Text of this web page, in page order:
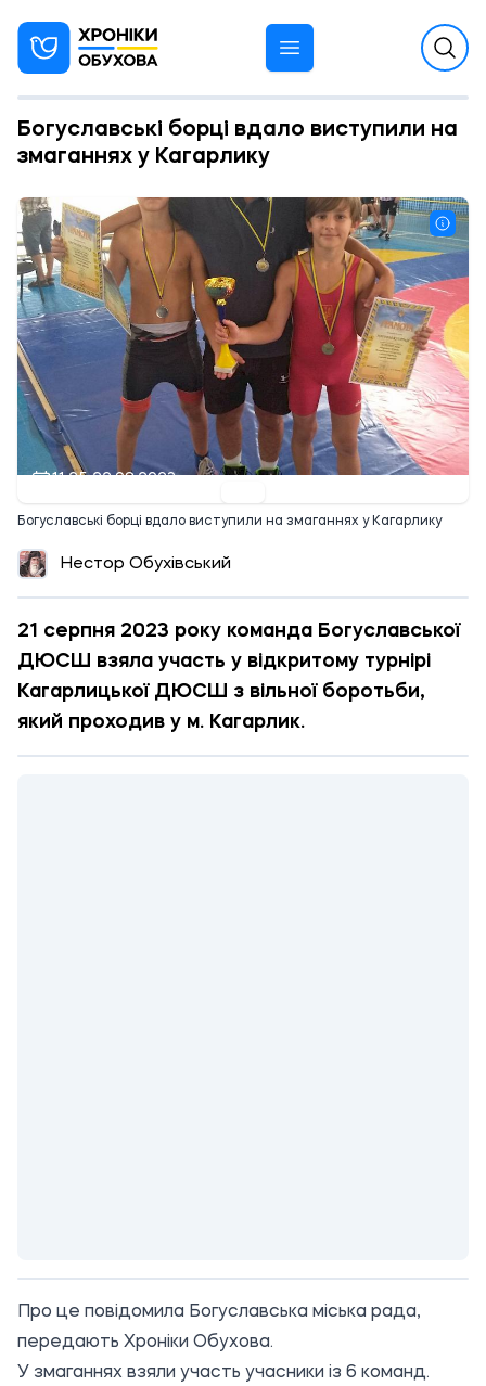
Богуславські борці вдало виступили на
змаганнях у Кагарлику
11:25 22.08.2023
Богуславські борці вдало виступили на змаганнях у Кагарлику
Нестор Обухівський
21 серпня 2023 року команда Богуславської
ДЮСШ взяла участь у відкритому турнірі
Кагарлицької ДЮСШ з вільної боротьби,
який проходив у м. Кагарлик.
Про це повідомила Богуславська міська рада,
передають Хроніки Обухова.
У змаганнях взяли участь учасники із 6 команд.